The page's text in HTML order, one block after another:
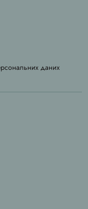
даних